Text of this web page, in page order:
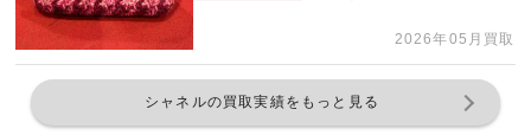
2026年05月買取
シャネルの買取実績をもっと見る